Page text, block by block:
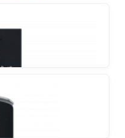
monitor
monitor